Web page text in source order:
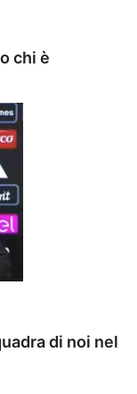
chi è
di noi nel